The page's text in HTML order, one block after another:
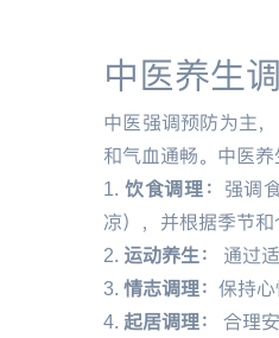
中医养生
中医强调预防为主
和气血通畅。中医养
1. 饮食调理： 强调
凉），并根据季节和
2. 运动养生：
通过
3. 情志调理： 保持心
4. 起居调理： 合理